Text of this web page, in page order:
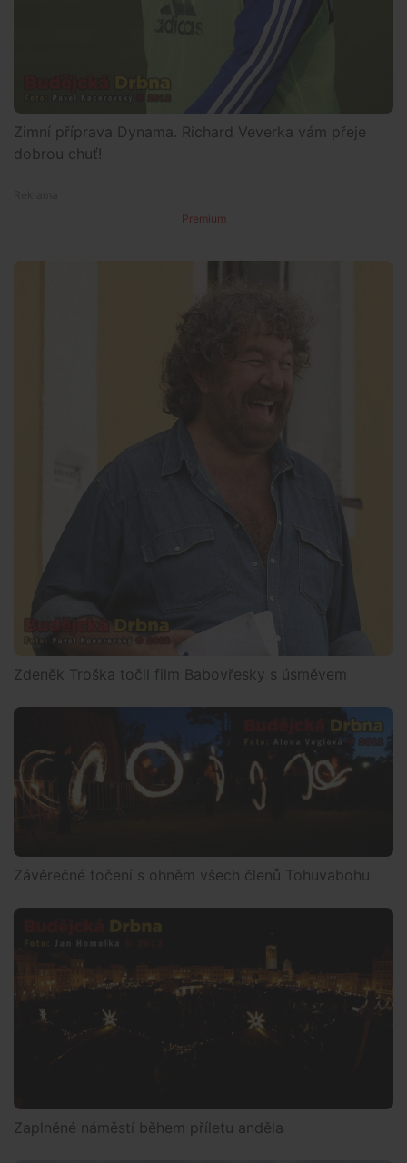
Zimní příprava Dynama. Richard Veverka vám přeje
dobrou chuť!
Premium
Zdeněk Troška točil film Babovřesky s úsměvem
Závěrečné točení s ohněm všech členů Tohuvabohu
Zaplněné náměstí během příletu anděla